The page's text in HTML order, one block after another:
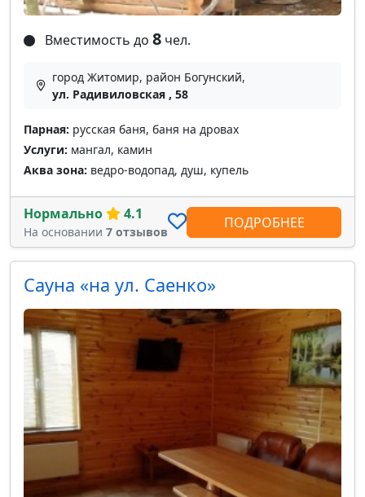
Вместимость до 8 чел.
город Житомир, район Богунский,
ул. Радивиловская , 58
Парная: русская баня, баня на дровах
Услуги: мангал, камин
Аква зона: ведро-водопад, душ, купель
Нормально 4.1
На основании 7 отзывов
ПОДРОБНЕЕ
Сауна «на ул. Саенко»